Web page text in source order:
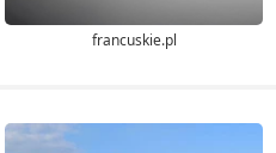
francuskie.pl